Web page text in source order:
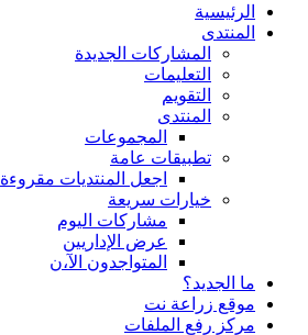
الرئيسية
المنتدى
المشاركات الجديدة
التعليمات
التقويم
المنتدى
المجموعات
تطبيقات عامة
اجعل المنتديات مقروءة
خيارات سريعة
مشاركات اليوم
عرض الإداريين
المتواجدون الآ،ن
ما الجديد؟
موقع زراعة نت
مركز رفع الملفات